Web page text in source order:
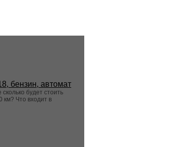
бензин, автомат
будет стоить
км? Что входит в